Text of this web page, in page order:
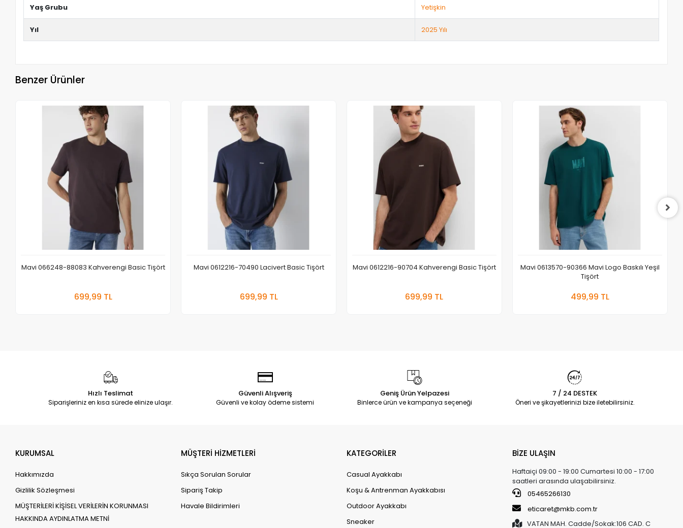
Yaş Grubu Yetişkin
Yıl 2025 Yılı
Benzer Ürünler
Mavi 066248-88083 Kahverengi Basic Tişört
699,99 TL
Mavi 0612216-70490 Lacivert Basic Tişört
699,99 TL
Mavi 0612216-90704 Kahverengi Basic Tişört
699,99 TL
Mavi 0613570-90366 Mavi Logo Baskılı Yeşil
Tişört
499,99 TL
Hızlı Teslimat
Siparişleriniz en kısa sürede elinize ulaşır.
Güvenli Alışveriş
Güvenli ve kolay ödeme sistemi
Geniş Ürün Yelpazesi
Binlerce ürün ve kampanya seçeneği
7 / 24 DESTEK
Öneri ve şikayetlerinizi bize iletebilirsiniz.
KURUMSAL
Hakkımızda
Gizlilik Sözleşmesi
MÜŞTERİLERİ KİŞİSEL VERİLERİN KORUNMASI
HAKKINDA AYDINLATMA METNİ
MÜŞTERİ HİZMETLERİ
Sıkça Sorulan Sorular
Sipariş Takip
Havale Bildirimleri
KATEGORİLER
Casual Ayakkabı
Koşu & Antrenman Ayakkabısı
Outdoor Ayakkabı
Sneaker
BİZE ULAŞIN
Haftaiçi 09:00 - 19:00 Cumartesi 10:00 - 17:00
saatleri arasında ulaşabilirsiniz.
05465266130
eticaret@mkb.com.tr
VATAN MAH. Cadde/Sokak:106 CAD. C